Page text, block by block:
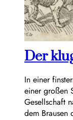
Der
In einer
einer großen
Gesellschaft
dem Brausen